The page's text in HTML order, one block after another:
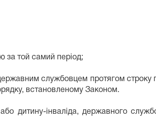
за той самий період;
службовцем протягом строку
встановленому Законом.
дитину-інваліда, державного